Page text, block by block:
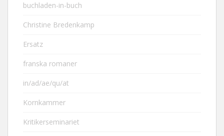
buchladen-in-buch
Christine Bredenkamp
Ersatz
franska romaner
in/ad/ae/qu/at
Kornkammer
Kritikerseminariet